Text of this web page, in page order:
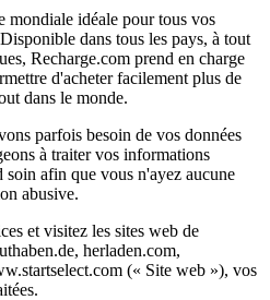
mondiale idéale pour tous vos
dans tous les pays, à tout
Recharge.com prend en charge
d'acheter facilement plus de
dans le monde.
parfois besoin de vos données
à traiter vos informations
soin afin que vous n'ayez aucune
abusive.
et visitez les sites web de
herladen.com,
(« Site web »), vos